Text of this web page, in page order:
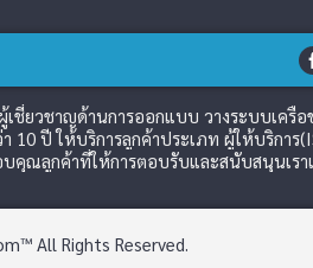
เชี่ยวชาญด้านการออกแบบ วางระบบเครื
10 ปี ให้บริการลูกค้าประเภท ผู้ให้บริกา
บคุณลูกค้าที่ให้การตอบรับและสนับสนุนเร
All Rights Reserved.